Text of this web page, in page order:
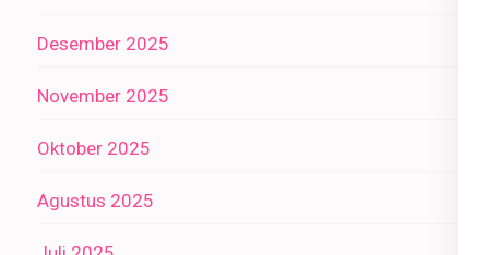
Desember 2025
November 2025
Oktober 2025
Agustus 2025